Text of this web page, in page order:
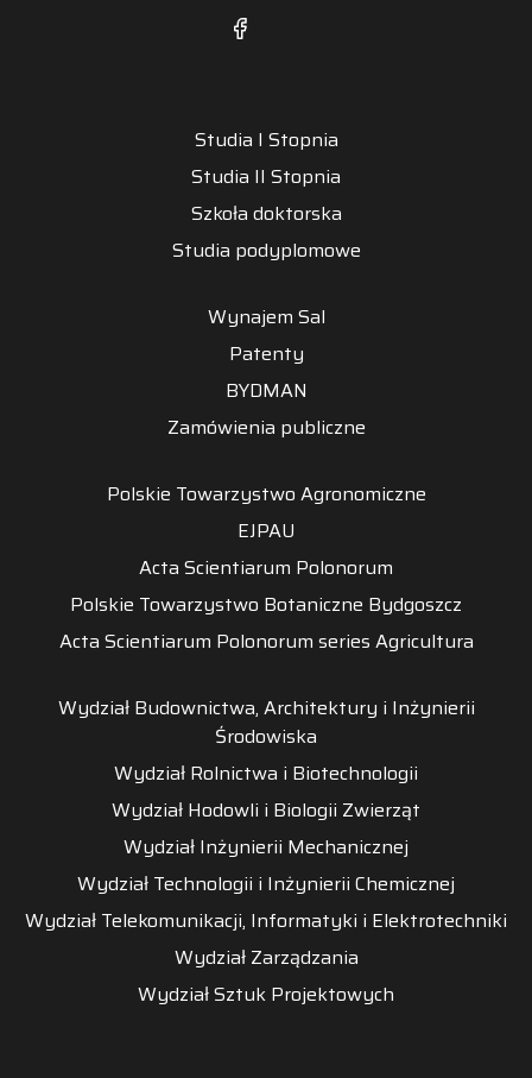
Studia I Stopnia
Studia II Stopnia
Szkoła doktorska
Studia podyplomowe
Wynajem Sal
Patenty
BYDMAN
Zamówienia publiczne
Polskie Towarzystwo Agronomiczne
EJPAU
Acta Scientiarum Polonorum
Polskie Towarzystwo Botaniczne Bydgoszcz
Acta Scientiarum Polonorum series Agricultura
Wydział Budownictwa, Architektury i Inżynierii
Środowiska
Wydział Rolnictwa i Biotechnologii
Wydział Hodowli i Biologii Zwierząt
Wydział Inżynierii Mechanicznej
Wydział Technologii i Inżynierii Chemicznej
Wydział Telekomunikacji, Informatyki i Elektrotechniki
Wydział Zarządzania
Wydział Sztuk Projektowych